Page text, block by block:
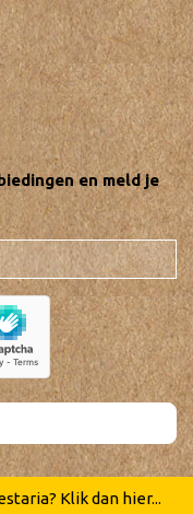
en meld je
Klik dan hier...